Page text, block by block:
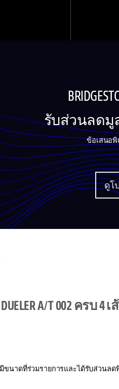
รับส่วนลดมู
ข้อเสนอพิ
ดูโ
น DUELER A/T 002
มีขนาดที่ร่วมรายการและได้รับส่วนล